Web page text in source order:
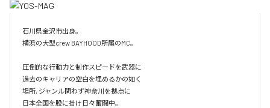
石川県金沢市出身。
横浜の大型crew BAYHOOD所属のMC。
圧倒的な行動力と制作スピードを武器に
過去のキャリアの空白を埋めるかの如く
場所, ジャンル問わず神奈川を拠点に
日本全国を股に掛け日々奮闘中。